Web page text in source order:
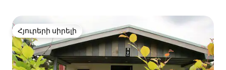
Հյուրերի սիրելի
Հյուրերի սիրելի